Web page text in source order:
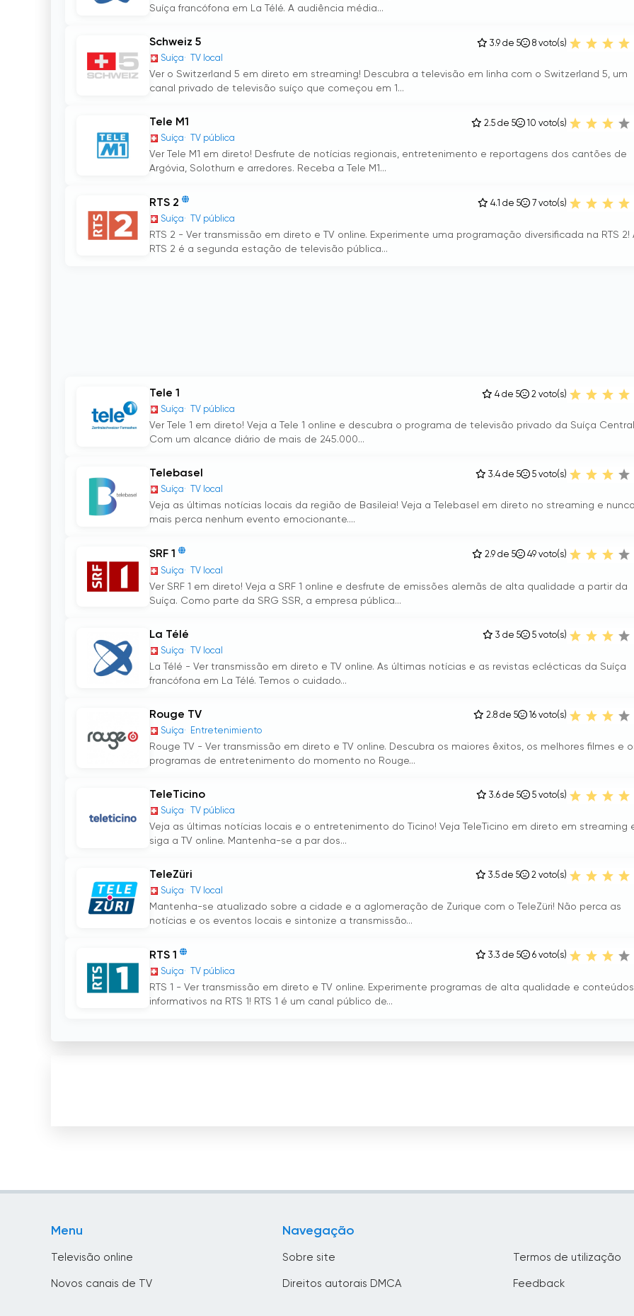
Suíça francófona em La Télé. A audiência média...
Schweiz 5
Suíça TV local
3.9 de 5 8 voto(s)
Ver o Switzerland 5 em direto em streaming! Descubra a televisão em linha com o Switzerland 5, um
canal privado de televisão suíço que começou em 1...
Tele M1
Suíça TV pública
2.5 de 5 10 voto(s)
Ver Tele M1 em direto! Desfrute de notícias regionais, entretenimento e reportagens dos cantões de
Argóvia, Solothurn e arredores. Receba a Tele M1...
RTS 2
Suíça TV pública
4.1 de 5 7 voto(s)
RTS 2 - Ver transmissão em direto e TV online. Experimente uma programação diversificada na RTS 2!
RTS 2 é a segunda estação de televisão pública...
Tele 1
Suíça TV pública
4 de 5 2 voto(s)
Ver Tele 1 em direto! Veja a Tele 1 online e descubra o programa de televisão privado da Suíça
Com um alcance diário de mais de 245.000...
Telebasel
Suíça TV local
3.4 de 5 5 voto(s)
Veja as últimas notícias locais da região de Basileia! Veja a Telebasel em direto no streaming e nunca
mais perca nenhum evento emocionante....
SRF 1
Suíça TV local
2.9 de 5 49 voto(s)
Ver SRF 1 em direto! Veja a SRF 1 online e desfrute de emissões alemãs de alta qualidade a partir da
Suíça. Como parte da SRG SSR, a empresa pública...
La Télé
Suíça TV local
3 de 5 5 voto(s)
La Télé - Ver transmissão em direto e TV online. As últimas notícias e as revistas eclécticas da Suíça
francófona em La Télé. Temos o cuidado...
Rouge TV
Suíça Entretenimiento
2.8 de 5 16 voto(s)
Rouge TV - Ver transmissão em direto e TV online. Descubra os maiores êxitos, os melhores filmes e
programas de entretenimento do momento no Rouge...
TeleTicino
Suíça TV pública
3.6 de 5 5 voto(s)
Veja as últimas notícias locais e o entretenimento do Ticino! Veja TeleTicino em direto em streaming
siga a TV online. Mantenha-se a par dos...
TeleZüri
Suíça TV local
3.5 de 5 2 voto(s)
Mantenha-se atualizado sobre a cidade e a aglomeração de Zurique com o TeleZüri! Não perca as
notícias e os eventos locais e sintonize a transmissão...
RTS 1
Suíça TV pública
3.3 de 5 6 voto(s)
RTS 1 - Ver transmissão em direto e TV online. Experimente programas de alta qualidade e conteúdos
informativos na RTS 1! RTS 1 é um canal público de...
Menu
Televisão online
Novos canais de TV
Navegação
Sobre site
Direitos autorais DMCA
Termos de utilização
Feedback